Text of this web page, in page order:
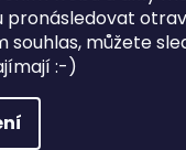
pronásledovat
souhlas, můžete
:-)
Upravit